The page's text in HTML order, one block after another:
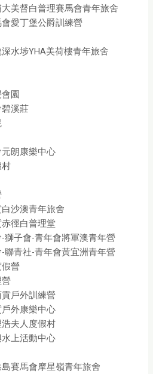
美督白普理賽馬會青年旅舍
愛丁堡公爵訓練營
水埗YHA美荷樓青年旅舍
園
溪莊
朗康樂中心
村
沙澳青年旅舍
徑白普理堂
獅子會-青年會將軍澳青年營
聯青社-青年會黃宜洲青年營
營
營
戶外訓練營
外康樂中心
夫人度假村
上活動中心
賽馬會摩星嶺青年旅舍